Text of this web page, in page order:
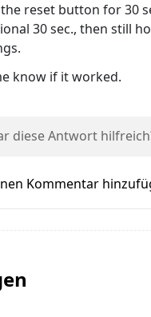
reset button for 30
30 sec., then still
know if it worked.
diese Antwort
Kommentar